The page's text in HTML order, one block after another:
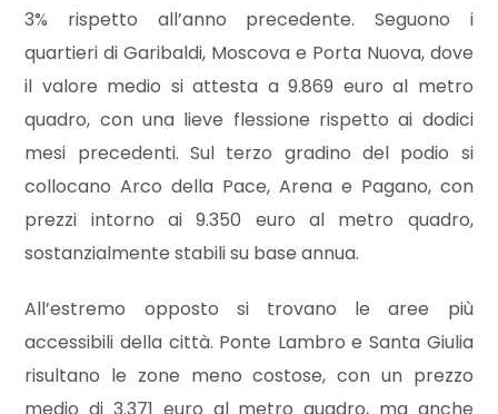
3% rispetto all’anno precedente. Seguono i
quartieri di Garibaldi, Moscova e Porta Nuova, dove
il valore medio si attesta a 9.869 euro al metro
quadro, con una lieve flessione rispetto ai dodici
mesi precedenti. Sul terzo gradino del podio si
collocano Arco della Pace, Arena e Pagano, con
prezzi intorno ai 9.350 euro al metro quadro,
sostanzialmente stabili su base annua.
All’estremo opposto si trovano le aree più
accessibili della città. Ponte Lambro e Santa Giulia
risultano le zone meno costose, con un prezzo
Terreni
Prezzo
Totale
mq